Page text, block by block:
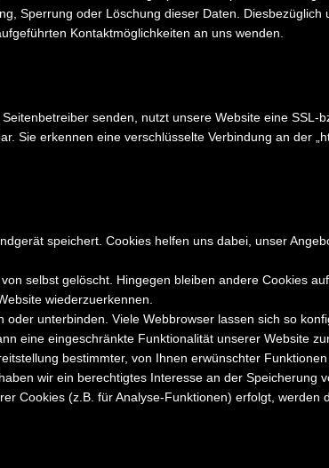
Sperrung oder Löschung dieser Daten. Diesbezüglich
Kontaktmöglichkeiten an uns wenden.
senden, nutzt unsere Website eine SSL-
Sie erkennen eine verschlüsselte Verbindung an der
speichert. Cookies helfen uns dabei, unser
selbst gelöscht. Hingegen bleiben andere Cookies
wiederzuerkennen.
unterbinden. Viele Webbrowser lassen sich so
eine eingeschränkte Funktionalität unserer Website
bestimmter, von Ihnen erwünschter
wir ein berechtigtes Interesse an der Speicherung
Cookies (z.B. für Analyse-Funktionen) erfolgt, werden